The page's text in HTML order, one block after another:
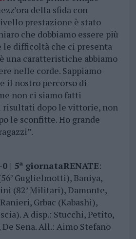
della sfida con
prestazione è stato
che dobbiamo essere più
le difficoltà che ci presenta
una caratteristiche abbiamo
nelle corde. Sappiamo
il nostro percorso di
non ci siamo fatti
risultati dopo le vittorie, non
le sconfitte. Ho grande
| 5ª giornataRENATE:
Guglielmotti), Baniya,
(82’ Militari), Damonte,
Grbac (Kabashi),
A disp.: Stucchi, Petito,
Sena. All.: Aimo Stefano